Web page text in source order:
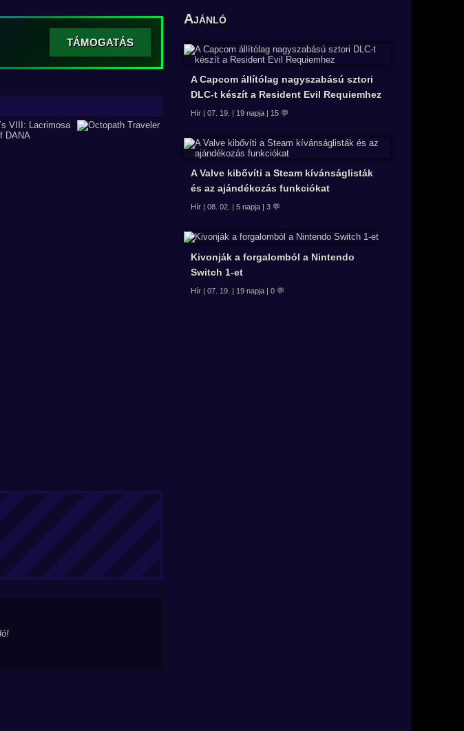
TÁMOGATÁS
Ajánló
A Capcom állítólag nagyszabású sztori
DLC-t készít a Resident Evil Requiemhez
Hír | 07. 19. | 19 napja | 15 💬
A Valve kibővíti a Steam kívánságlisták
és az ajándékozás funkciókat
Hír | 08. 02. | 5 napja | 3 💬
Kivonják a forgalomból a Nintendo
Switch 1-et
Hír | 07. 19. | 19 napja | 0 💬